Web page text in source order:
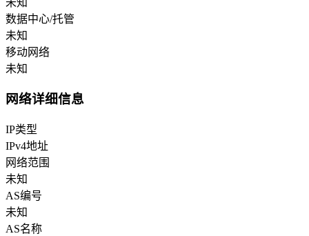
数据中心/托管
未知
移动网络
未知
网络详细信息
IP类型
IPv4地址
网络范围
未知
AS编号
未知
AS名称